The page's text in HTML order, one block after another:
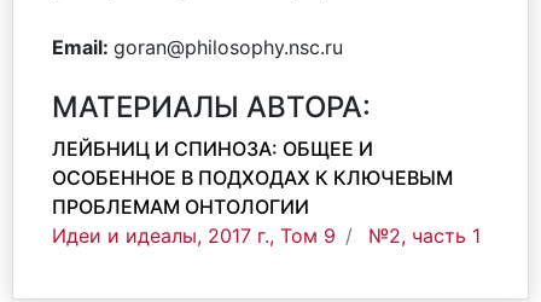
Email: goran@philosophy.nsc.ru
МАТЕРИАЛЫ АВТОРА:
ЛЕЙБНИЦ И СПИНОЗА: ОБЩЕЕ И
ОСОБЕННОЕ В ПОДХОДАХ К КЛЮЧЕВЫМ
ПРОБЛЕМАМ ОНТОЛОГИИ
Идеи и идеалы, 2017 г., Том 9
№2, часть 1